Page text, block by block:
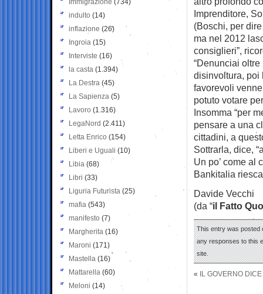
Imprenditore,
(Boschi, per
ma nel 2012
consiglieri”,
“Denunciai
disinvoltura, poi
favorevoli
potuto votare
Insomma “per
pensare a una
cittadini, a
Sottrarla, dice,
Un po’ come al
Bankitalia
Davide Vecchi
(da “il Fatto
This entry was posted
any responses to this
site.
« IL GOVERNO
Immigrazione (734)
indulto (14)
inflazione (26)
Ingroia (15)
Interviste (16)
la casta (1.394)
La Destra (45)
La Sapienza (5)
Lavoro (1.316)
LegaNord (2.411)
Letta Enrico (154)
Liberi e Uguali (10)
Libia (68)
Libri (33)
Liguria Futurista (25)
mafia (543)
manifesto (7)
Margherita (16)
Maroni (171)
Mastella (16)
Mattarella (60)
Meloni (14)